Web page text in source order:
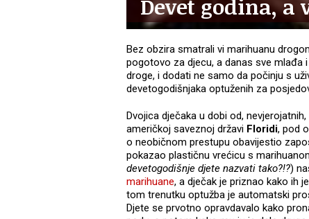
Devet godina, a
Bez obzira smatrali vi marihuanu
pogotovo za djecu, a danas sve mlađa
droge, i dodati ne samo da počinju s
devetogodišnjaka optuženih za
Dvojica dječaka u dobi od, nevjerojatnih,
američkoj saveznoj državi Floridi, pod
o neobičnom prestupu obavijestio
pokazao plastičnu vrećicu s
devetogodišnje djete nazvati tako?!?)
marihuane, a dječak je priznao kako ih
tom trenutku optužba je automatski
Djete se prvotno opravdavalo kako